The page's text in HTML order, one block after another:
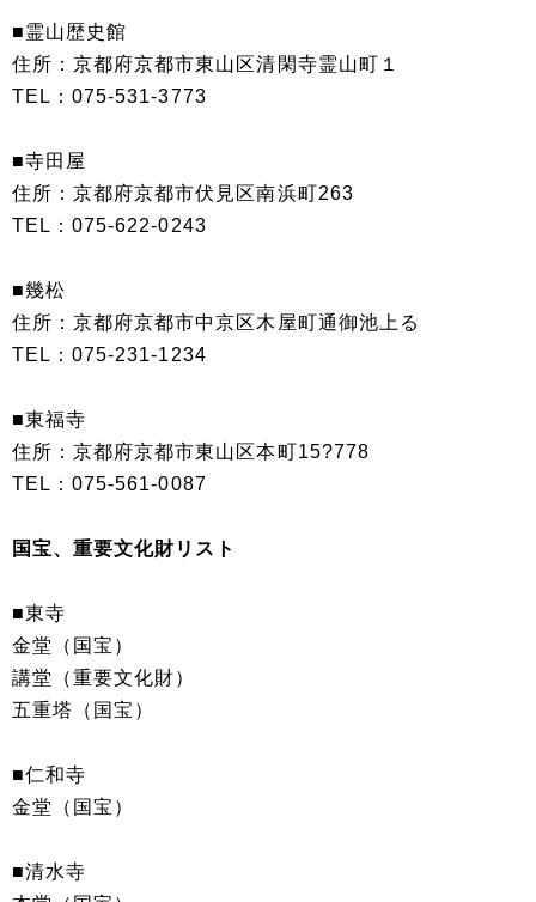
■霊山歴史館
住所：京都府京都市東山区清閑寺霊山町１
TEL：075-531-3773
■寺田屋
住所：京都府京都市伏見区南浜町263
TEL：075-622-0243
■幾松
住所：京都府京都市中京区木屋町通御池上る
TEL：075-231-1234
■東福寺
住所：京都府京都市東山区本町15?778
TEL：075-561-0087
国宝、重要文化財リスト
■東寺
金堂（国宝）
講堂（重要文化財）
五重塔（国宝）
■仁和寺
金堂（国宝）
■清水寺